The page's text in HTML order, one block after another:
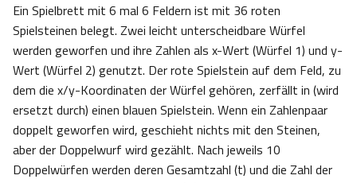
Ein Spielbrett mit 6 mal 6 Feldern ist mit 36 roten
Spielsteinen belegt. Zwei leicht unterscheidbare Würfel
werden geworfen und ihre Zahlen als x-Wert (Würfel 1) und y-
Wert (Würfel 2) genutzt. Der rote Spielstein auf dem Feld, zu
dem die x/y-Koordinaten der Würfel gehören, zerfällt in (wird
ersetzt durch) einen blauen Spielstein. Wenn ein Zahlenpaar
doppelt geworfen wird, geschieht nichts mit den Steinen,
aber der Doppelwurf wird gezählt. Nach jeweils 10
Doppelwürfen werden deren Gesamtzahl (t) und die Zahl der